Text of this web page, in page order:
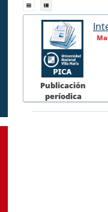
Publicación
períodica